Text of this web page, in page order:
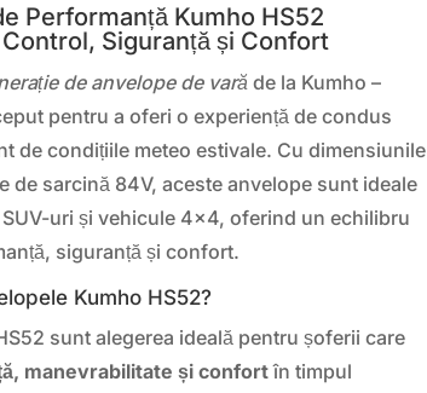
Performanță Kumho HS52
Siguranță și Confort
de anvelope de vară de la Kumho –
pentru a oferi o experiență de condus
de condițiile meteo estivale. Cu dimensiunile
de sarcină 84V, aceste anvelope sunt ideale
uri și vehicule 4×4, oferind un echilibru
siguranță și confort.
Kumho HS52?
sunt alegerea ideală pentru șoferii care
manevrabilitate și confortîn timpul